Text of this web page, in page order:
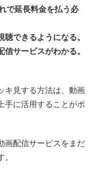
で延長料金を払う必
聴できるようになる。
信サービスがわかる。
キ見する方法は、動画
手に活用することがポ
画配信サービスをまだ